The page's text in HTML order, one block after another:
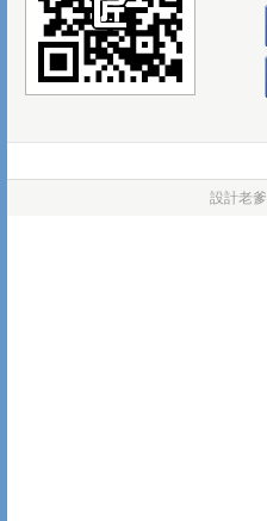
設計老爹